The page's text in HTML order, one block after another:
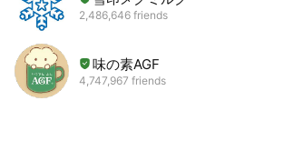
2,486,646 friends
味の素AGF
4,747,967 friends